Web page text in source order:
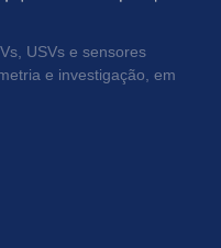
USVs e sensores
e investigação, em